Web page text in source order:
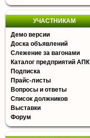
УЧАСТНИКАМ
Демо версии
Доска объявлений
Слежение за вагонами
Каталог предприятий АПК
Подписка
Прайс-листы
Вопросы и ответы
Список должников
Выставки
Форум